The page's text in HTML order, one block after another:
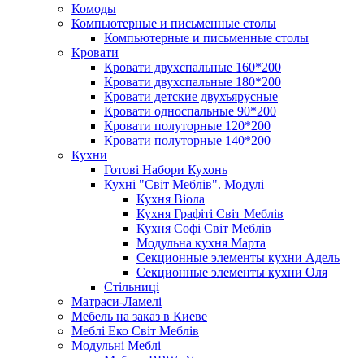
Комоды
Компьютерные и письменные столы
Компьютерные и письменные столы
Кровати
Кровати двухспальные 160*200
Кровати двухспальные 180*200
Кровати детские двухъярусные
Кровати односпальные 90*200
Кровати полуторные 120*200
Кровати полуторные 140*200
Кухни
Готові Набори Кухонь
Кухні "Світ Меблів". Модулі
Кухня Віола
Кухня Графіті Світ Меблів
Кухня Софі Світ Меблів
Модульна кухня Марта
Секционные элементы кухни Адель
Секционные элементы кухни Оля
Стільниці
Матраси-Ламелі
Мебель на заказ в Киеве
Меблі Еко Світ Меблів
Модульні Меблі